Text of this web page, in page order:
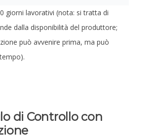
giorni lavorativi (nota: si tratta di
dalla disponibilità del produttore;
può avvenire prima, ma può
di Controllo con